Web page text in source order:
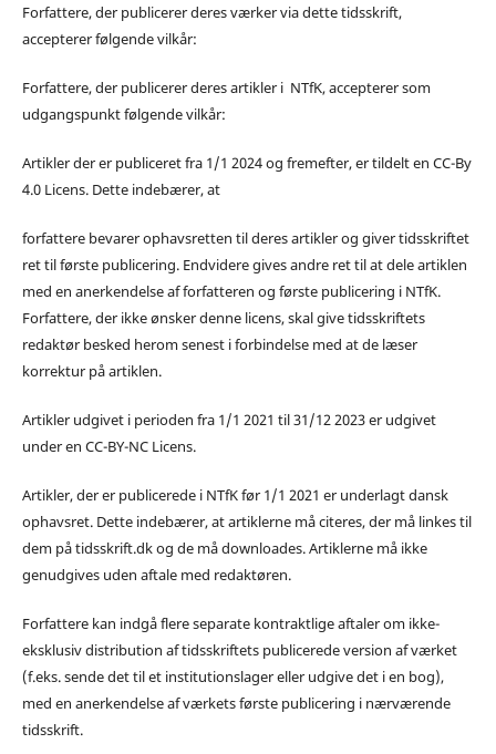
Forfattere, der publicerer deres værker via dette tidsskrift,
accepterer følgende vilkår:
Forfattere, der publicerer deres artikler i NTfK, accepterer som
udgangspunkt følgende vilkår:
Artikler der er publiceret fra 1/1 2024 og fremefter, er tildelt en CC-By
4.0 Licens. Dette indebærer, at
forfattere bevarer ophavsretten til deres artikler og giver tidsskriftet
ret til første publicering. Endvidere gives andre ret til at dele artiklen
med en anerkendelse af forfatteren og første publicering i NTfK.
Forfattere, der ikke ønsker denne licens, skal give tidsskriftets
redaktør besked herom senest i forbindelse med at de læser
korrektur på artiklen.
Artikler udgivet i perioden fra 1/1 2021 til 31/12 2023 er udgivet
under en CC-BY-NC Licens.
Artikler, der er publicerede i NTfK før 1/1 2021 er underlagt dansk
ophavsret. Dette indebærer, at artiklerne må citeres, der må linkes til
dem på tidsskrift.dk og de må downloades. Artiklerne må ikke
genudgives uden aftale med redaktøren.
Forfattere kan indgå flere separate kontraktlige aftaler om ikke-
eksklusiv distribution af tidsskriftets publicerede version af værket
(f.eks. sende det til et institutionslager eller udgive det i en bog),
med en anerkendelse af værkets første publicering i nærværende
tidsskrift.